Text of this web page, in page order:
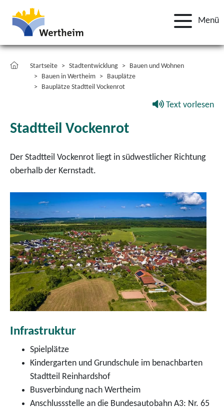
Menü
Startseite Stadtentwicklung
Bauen und Wohnen
Bauen in Wertheim
Bauplätze
Bauplätze Stadtteil Vockenrot
Text vorlesen
Stadtteil Vockenrot
Der Stadtteil Vockenrot liegt in südwestlicher Richtung
oberhalb der Kernstadt.
Infrastruktur
Spielplätze
Kindergarten und Grundschule im benachbarten
Stadtteil Reinhardshof
Busverbindung nach Wertheim
Anschlussstelle an die Bundesautobahn A3: Nr. 65